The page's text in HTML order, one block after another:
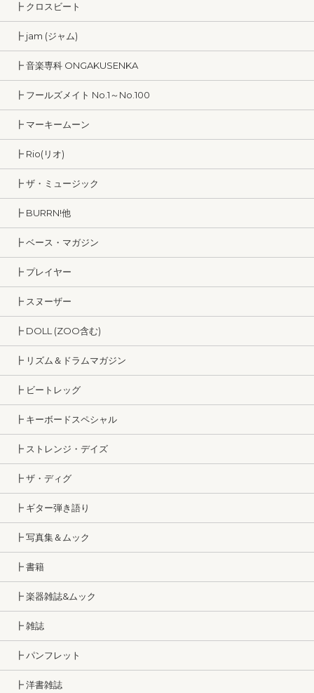
┣ クロスビート
┣ jam (ジャム)
┣ 音楽専科 ONGAKUSENKA
┣ フールズメイト No.1～No.100
┣ マーキームーン
┣ Rio(リオ)
┣ ザ・ミュージック
┣ BURRN!他
┣ ベース・マガジン
┣ プレイヤー
┣ スヌーザー
┣ DOLL (ZOO含む)
┣ リズム＆ドラムマガジン
┣ ビートレッグ
┣ キーボードスペシャル
┣ ストレンジ・デイズ
┣ ザ・ディグ
┣ ギター弾き語り
┣ 写真集＆ムック
┣ 書籍
┣ 楽器雑誌&ムック
┣ 雑誌
┣ パンフレット
┣ 洋書雑誌